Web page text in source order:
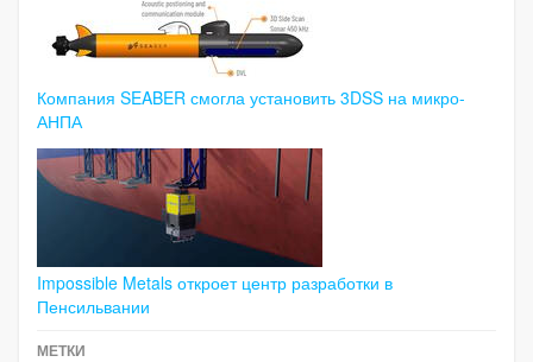
Компания SEABER смогла установить 3DSS на микро-
АНПА
Impossible Metals откроет центр разработки в
Пенсильвании
МЕТКИ